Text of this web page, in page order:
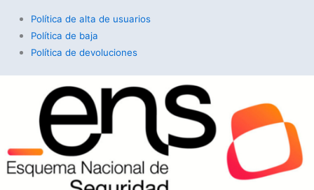
Política de alta de usuarios
Política de baja
Política de devoluciones